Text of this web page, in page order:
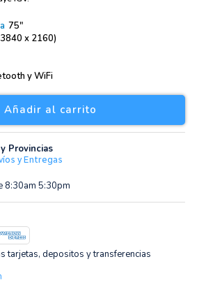
75″
x 2160)
y WiFi
Añadir al carrito
Provincias
y Entregas
8:30am 5:30pm
tarjetas, depositos y transferencias